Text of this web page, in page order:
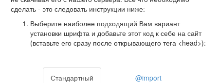
сделать - это следовать инструкции ниже:
Выберите наиболее подходящий Вам вариант
установки шрифта и добавьте этот код к себе на сайт
(вставьте его сразу после открывающего тега <head>):
Стандартный @import